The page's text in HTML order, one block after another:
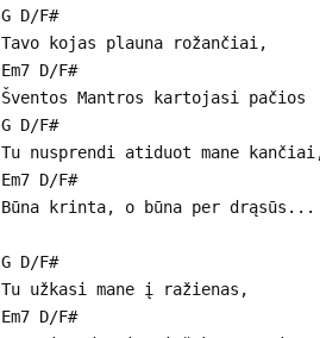
G D/F#
Tavo kojas plauna rožančiai,
Em7 D/F#
Šventos Mantros kartojasi pačios
G D/F#
Tu nusprendi atiduot mane
Em7 D/F#
Būna krinta, o būna per drąsūs...
G D/F#
Tu užkasi mane į ražienas,
Em7 D/F#